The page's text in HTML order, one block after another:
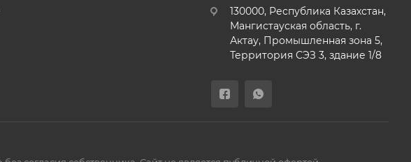
130000, Республика Казахстан,
Мангистауская область, г.
Актау, Промышленная зона 5,
Территория СЭЗ 3, здание 1/8